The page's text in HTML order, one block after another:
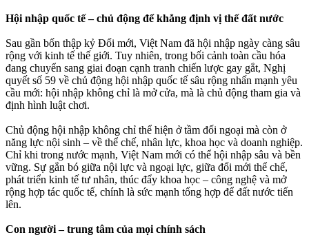
Hội nhập quốc tế – chủ động để khẳng định vị thế đất nước
Sau gần bốn thập kỷ Đổi mới, Việt Nam đã hội nhập ngày càng sâu
rộng với kinh tế thế giới. Tuy nhiên, trong bối cảnh toàn cầu hóa
đang chuyển sang giai đoạn cạnh tranh chiến lược gay gắt, Nghị
quyết số 59 về chủ động hội nhập quốc tế sâu rộng nhấn mạnh yêu
cầu mới: hội nhập không chỉ là mở cửa, mà là chủ động tham gia và
định hình luật chơi.
Chủ động hội nhập không chỉ thể hiện ở tầm đối ngoại mà còn ở
năng lực nội sinh – về thể chế, nhân lực, khoa học và doanh nghiệp.
Chỉ khi trong nước mạnh, Việt Nam mới có thể hội nhập sâu và bền
vững. Sự gắn bó giữa nội lực và ngoại lực, giữa đổi mới thể chế,
phát triển kinh tế tư nhân, thúc đẩy khoa học – công nghệ và mở
rộng hợp tác quốc tế, chính là sức mạnh tổng hợp để đất nước tiến
lên.
Con người – trung tâm của mọi chính sách